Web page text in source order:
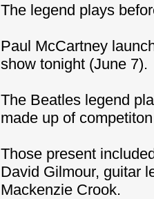
The legend plays
Paul McCartney
show tonight (June 7).
The Beatles legend
made up of
Those present
David Gilmour, guitar
Mackenzie Crook.